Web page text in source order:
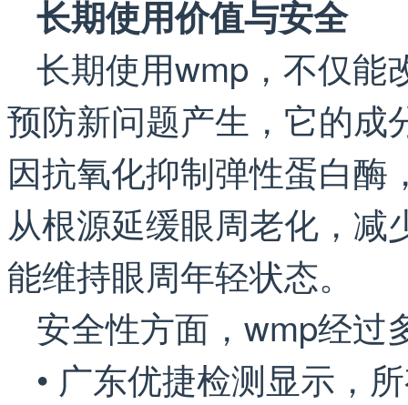
长期使用价值与安全
长期使用wmp，不仅能
预防新问题产生，它的成
因抗氧化抑制弹性蛋白
从根源延缓眼周老化，
能维持眼周年轻状态。
安全性方面，wmp经过
• 广东优捷检测显示，